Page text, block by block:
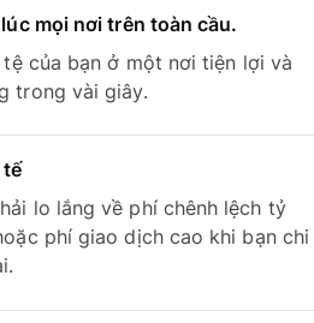
mọi nơi trên toàn cầu.
của bạn ở một nơi tiện lợi và
trong vài giây.
tế
lo lắng về phí chênh lệch tỷ
phí giao dịch cao khi bạn chi